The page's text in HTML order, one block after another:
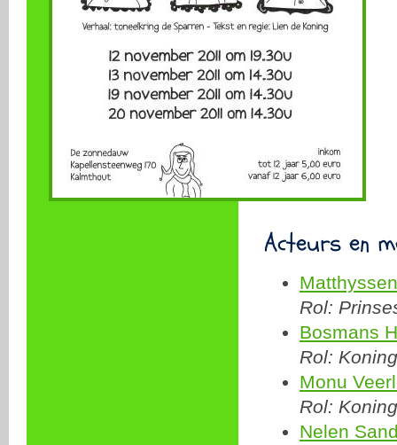
Acteurs en
Rol:
Bosmans
Rol: Koning
Monu
Rol:
Nelen